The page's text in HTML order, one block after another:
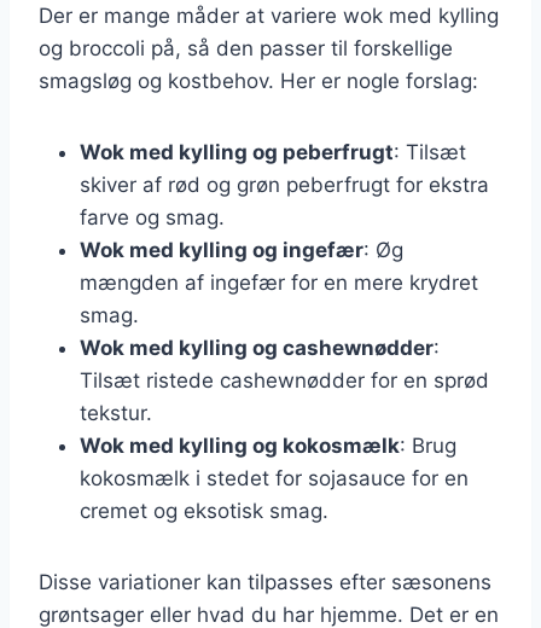
Der er mange måder at variere wok med kylling
og broccoli på, så den passer til forskellige
smagsløg og kostbehov. Her er nogle forslag:
Wok med kylling og peberfrugt: Tilsæt
skiver af rød og grøn peberfrugt for ekstra
farve og smag.
Wok med kylling og ingefær: Øg
mængden af ingefær for en mere krydret
smag.
Wok med kylling og cashewnødder:
Tilsæt ristede cashewnødder for en sprød
tekstur.
Wok med kylling og kokosmælk: Brug
kokosmælk i stedet for sojasauce for en
cremet og eksotisk smag.
Disse variationer kan tilpasses efter sæsonens
grøntsager eller hvad du har hjemme. Det er en